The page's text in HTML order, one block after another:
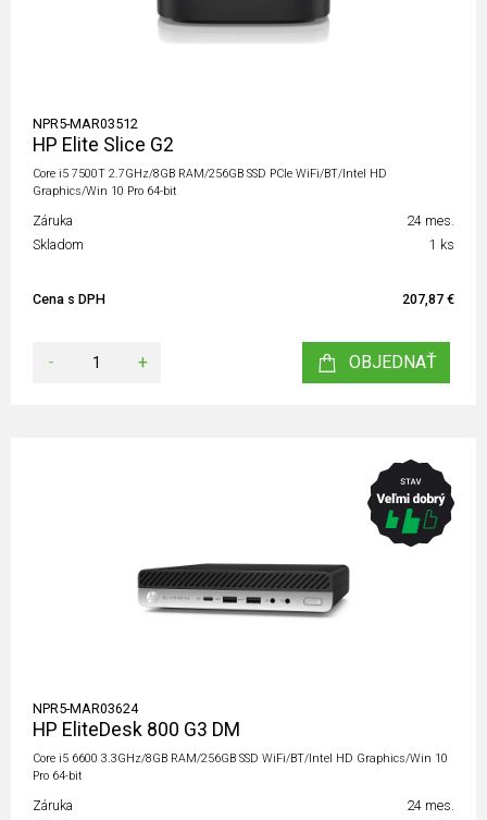
NPR5-MAR03512
HP Elite Slice G2
Core i5 7500T 2.7GHz/8GB RAM/256GB SSD PCIe WiFi/BT/Intel HD
Graphics/Win 10 Pro 64-bit
Záruka
24 mes.
Skladom
1 ks
Cena s DPH 207,87 €
- + OBJEDNAŤ
NPR5-MAR03624
HP EliteDesk 800 G3 DM
Core i5 6600 3.3GHz/8GB RAM/256GB SSD WiFi/BT/Intel HD Graphics/Win 10
Pro 64-bit
Záruka
24 mes.